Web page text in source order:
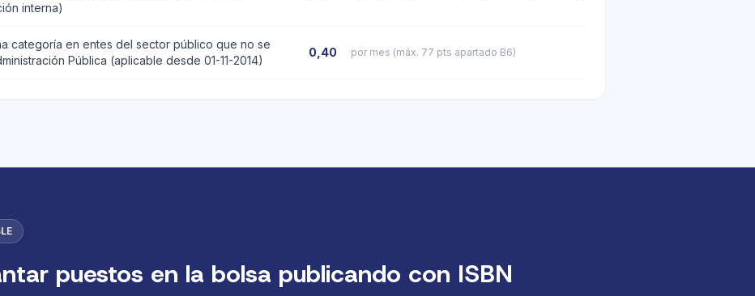
interna)
categoría en entes del sector público que no se
Pública (aplicable desde 01-11-2014)
0,40 por mes (máx. 77 pts apartado B6)
puestos en la bolsa publicando con ISBN